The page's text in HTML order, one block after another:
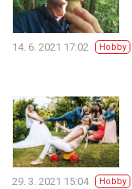
14. 6. 2021 17:02 Hobby
29. 3. 2021 15:04 Hobby